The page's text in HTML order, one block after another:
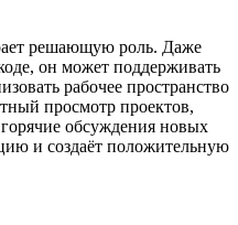
решающую роль. Даже
он может поддерживать
рабочее пространство
просмотр проектов,
обсуждения новых
и создаёт положительную